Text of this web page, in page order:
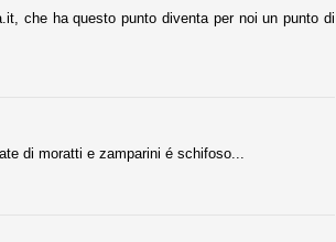
che ha questo punto diventa per noi un punto di
di moratti e zamparini é schifoso...
a cominciare
Allegri ha
in